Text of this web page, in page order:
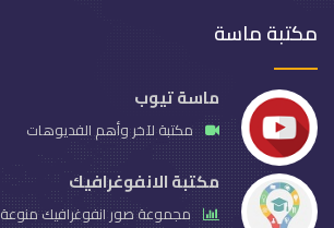
مكتبة ماسة
ماسة تيوب
مكتبة لآخر وأهم الفديوهات
مكتبة الانفوغرافيك
مجموعة صور انفوغرافيك منوعة